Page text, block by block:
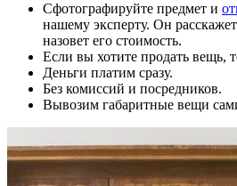
Сфотографируйте предмет и
нашему эксперту. Он
назовет его стоимость.
Если вы хотите продать вещь,
Деньги платим сразу.
Без комиссий и посредников.
Вывозим габаритные вещи